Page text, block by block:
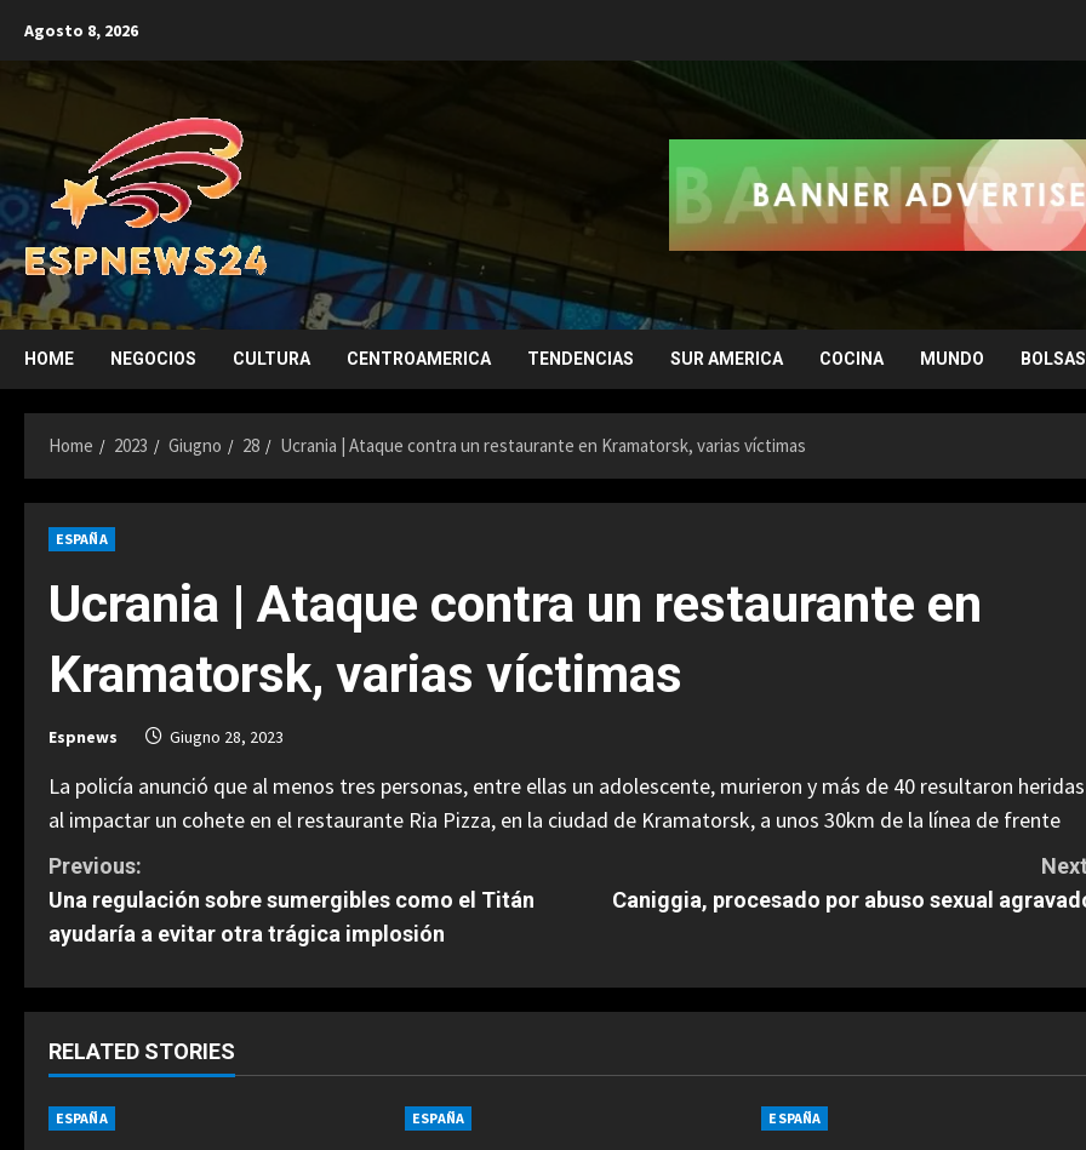
content
Agosto 8, 2026
HOME NEGOCIOS CULTURA CENTROAMERICA TENDENCIAS SUR AMERICA COCINA MUNDO
Home 2023 Giugno 28 Ucrania | Ataque contra un restaurante en Kramatorsk, varias víctimas
ESPAÑA
Ucrania | Ataque contra un restaurante en
Kramatorsk, varias víctimas
Espnews Giugno 28, 2023
La policía anunció que al menos tres personas, entre ellas un adolescente, murieron y más de 40 resultaron heridas
al impactar un cohete en el restaurante Ria Pizza, en la ciudad de Kramatorsk, a unos 30km de la línea de frente
C
o
t
i
n
Previous:
Una regulación sobre sumergibles como el Titán
ayudaría a evitar otra trágica implosión
Caniggia, procesado por abuso sexual
RELATED STORIES
ESPAÑA ESPAÑA ESPAÑA